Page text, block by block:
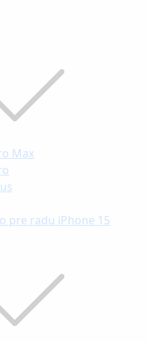
Max
pre radu iPhone 15